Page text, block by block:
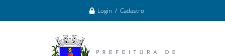
Login / Cadastro